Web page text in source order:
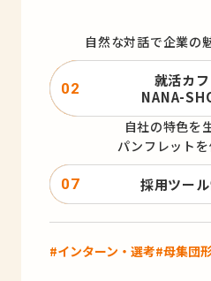
自然な対話で企業の
就活カフ
NANA-
自社の特色を
パンフレット
採用ツー
#インターン・選考#母集団